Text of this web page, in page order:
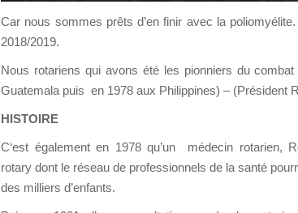
Car nous sommes prêts d’en finir avec la
2018/2019.
Nous rotariens qui avons été les pionniers du
Guatemala puis en 1978 aux Philippines) – (Président
HISTOIRE
C‘est également en 1978 qu’un médecin rotarien,
rotary dont le réseau de professionnels de la santé
des milliers d’enfants.